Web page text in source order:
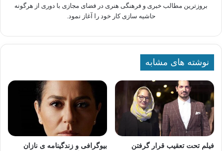
بروزترین مطالب خبری و فرهنگی هنری در فضای مجازی با دوری از هرگونه
حاشیه سازی کار خود را آغاز نمود.
نوشته های مشابه
فیلم تحت تعقیب قرار گرفتن
بیوگرافی و زندگینامه ی نازان